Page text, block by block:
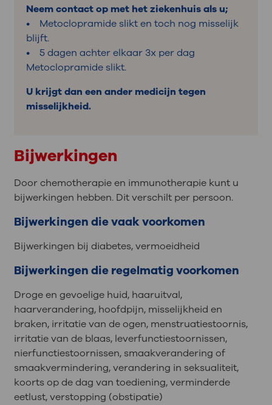
Neem contact op met het ziekenhuis als u;
• Metoclopramide slikt en toch nog misselijk
blijft.
• 5 dagen achter elkaar 3x per dag
Metoclopramide slikt.
U krijgt dan een ander medicijn tegen
misselijkheid.
Bijwerkingen
Door chemotherapie en immunotherapie kunt u
bijwerkingen hebben. Dit verschilt per persoon.
Bijwerkingen die vaak voorkomen
Bijwerkingen bij diabetes, vermoeidheid
Bijwerkingen die regelmatig voorkomen
Droge en gevoelige huid, haaruitval,
haarverandering, hoofdpijn, misselijkheid en
braken, irritatie van de ogen, menstruatiestoornis,
irritatie van de blaas, leverfunctiestoornissen,
nierfunctiestoornissen, smaakverandering of
smaakvermindering, verandering in seksualiteit,
koorts op de dag van toediening, verminderde
eetlust, verstopping (obstipatie)